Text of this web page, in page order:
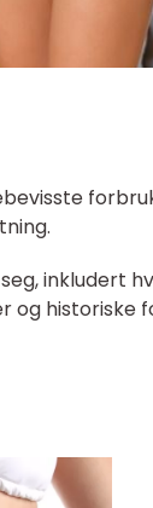
inkludert
og historiske